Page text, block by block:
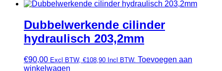
Dubbelwerkende cilinder
hydraulisch 203,2mm
€90,00 Excl BTW, €108,90 Incl BTW. Toevoegen aan
winkelwagen